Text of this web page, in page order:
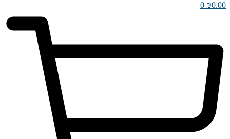
₪0.00
0